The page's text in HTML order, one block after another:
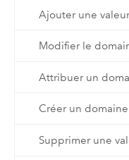
Ajouter une
Modifier le
Attribuer un
Créer un domaine
Supprimer une